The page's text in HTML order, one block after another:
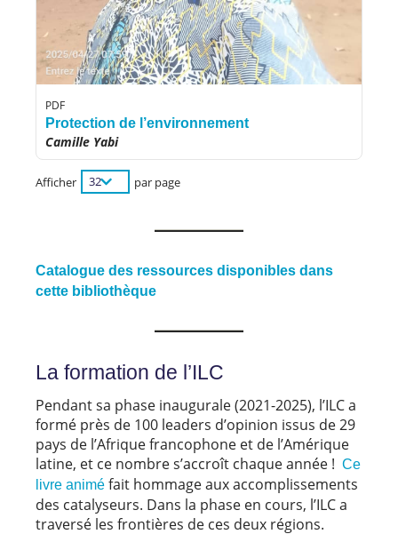
PDF
Protection de l’environnement
Camille Yabi
Afficher par page
Catalogue des ressources disponibles dans
cette bibliothèque
La formation de l’ILC
Pendant sa phase inaugurale (2021-2025), l’ILC a
formé près de 100 leaders d’opinion issus de 29
pays de l’Afrique francophone et de l’Amérique
latine, et ce nombre s’accroît chaque année ! Ce
livre animé fait hommage aux accomplissements
des catalyseurs. Dans la phase en cours, l’ILC a
traversé les frontières de ces deux régions.